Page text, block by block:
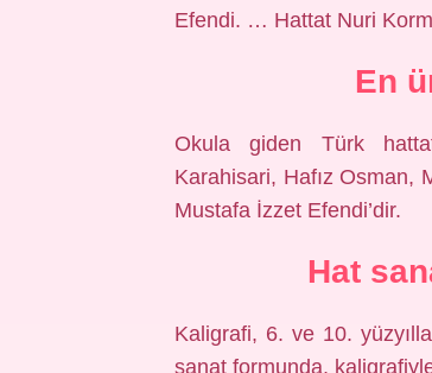
Efendi. … Hattat Nuri
En
Okula giden Türk
Karahisari, Hafız Osman,
Mustafa İzzet Efendi’dir.
Hat
Kaligrafi, 6. ve 10.
sanat formunda,